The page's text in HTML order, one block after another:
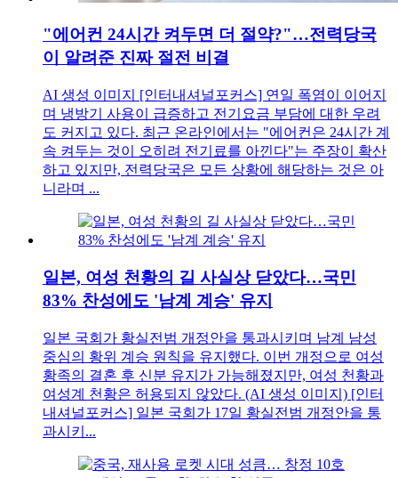
"에어컨 24시간 켜두면 더 절약?"…전력당국
이 알려준 진짜 절전 비결
AI 생성 이미지 [인터내셔널포커스] 연일 폭염이 이어지
며 냉방기 사용이 급증하고 전기요금 부담에 대한 우려
도 커지고 있다. 최근 온라인에서는 "에어컨은 24시간 계
속 켜두는 것이 오히려 전기료를 아낀다"는 주장이 확산
하고 있지만, 전력당국은 모든 상황에 해당하는 것은 아
니라며 ...
일본, 여성 천황의 길 사실상 닫았다…국민
83% 찬성에도 '남계 계승' 유지
일본 국회가 황실전범 개정안을 통과시키며 남계 남성
중심의 황위 계승 원칙을 유지했다. 이번 개정으로 여성
황족의 결혼 후 신분 유지가 가능해졌지만, 여성 천황과
여성계 천황은 허용되지 않았다. (AI 생성 이미지) [인터
내셔널포커스] 일본 국회가 17일 황실전범 개정안을 통
과시키...